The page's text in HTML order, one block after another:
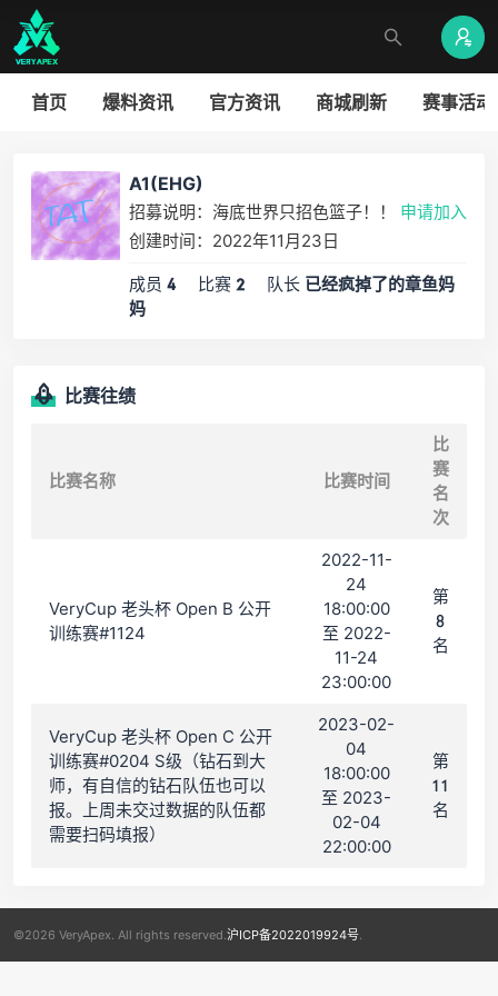
首页 爆料资讯 官方资讯 商城刷新 赛事活动
A1(EHG)
招募说明：海底世界只招色篮子！！ 申请加入
创建时间：2022年11月23日
成员 4 比赛 2 队长 已经疯掉了的章鱼妈
妈
比赛往绩
比赛名称 比赛时间
比
赛
名
次
VeryCup 老头杯 Open B 公开
训练赛#1124
2022-11-
24
18:00:00
至 2022-
11-24
23:00:00
第
8
名
VeryCup 老头杯 Open C 公开
训练赛#0204 S级（钻石到大
师，有自信的钻石队伍也可以
报。上周未交过数据的队伍都
需要扫码填报）
2023-02-
04
18:00:00
至 2023-
02-04
22:00:00
第
11
名
©2026 VeryApex. All rights reserved. 沪ICP备2022019924号